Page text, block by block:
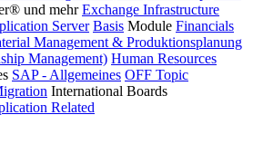
und mehr Exchange Infrastructure
Server Basis Module Financials
Management & Produktionsplanung
Management) Human Resources
SAP - Allgemeines OFF Topic
International Boards
Related